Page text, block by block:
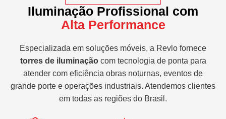
Iluminação Profissional com
Alta Performance
Especializada em soluções móveis, a Revlo fornece
torres de iluminaçãocom tecnologia de ponta para
atender com eficiência obras noturnas, eventos de
grande porte e operações industriais. Atendemos clientes
em todas as regiões do Brasil.